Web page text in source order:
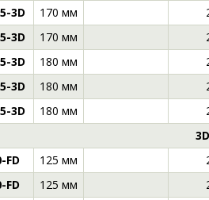
3D
170 мм
3D
170 мм
3D
180 мм
3D
180 мм
3D
180 мм
FD
125 мм
FD
125 мм